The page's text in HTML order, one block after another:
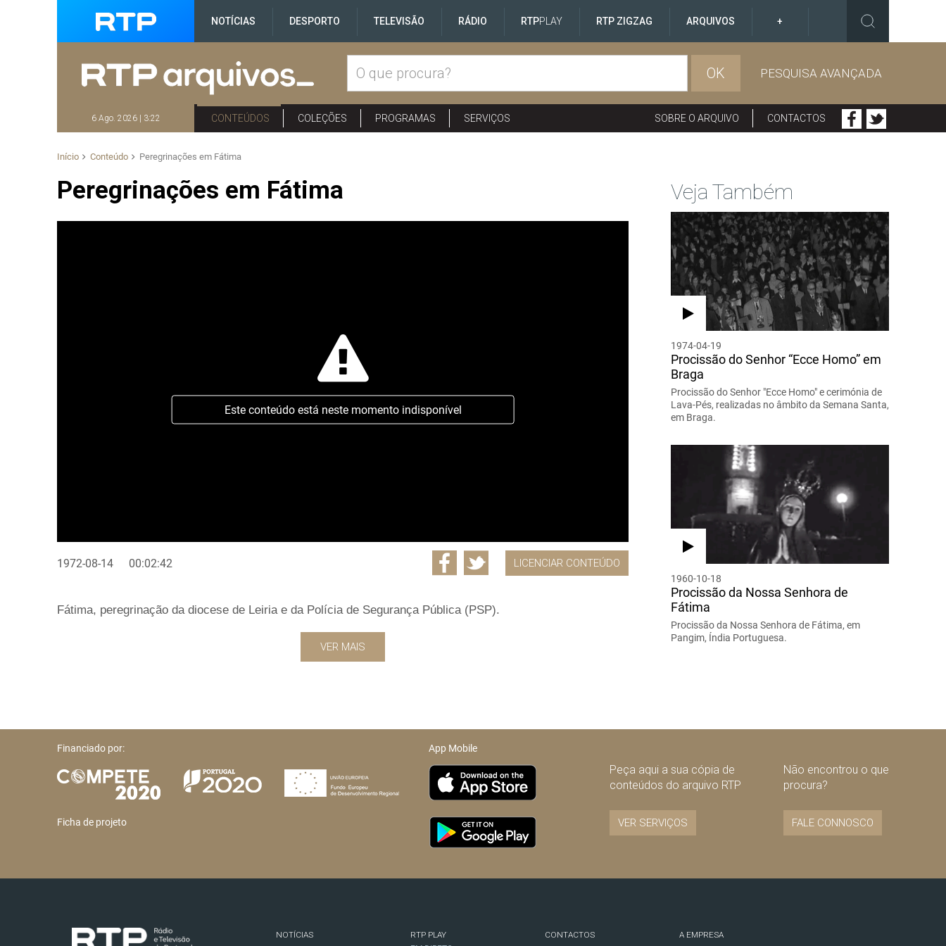
NOTÍCIAS DESPORTO TELEVISÃO RÁDIO RTPPLAY RTP ZIGZAG ARQUIVOS +
OK PESQUISA AVANÇADA
6 Ago. 2026 | 3:22 CONTEÚDOS COLEÇÕES PROGRAMAS SERVIÇOS SOBRE O ARQUIVO CONTACTOS
Início Conteúdo Peregrinações em Fátima
Peregrinações em Fátima
Este conteúdo está neste momento indisponível
1972-08-14 00:02:42 LICENCIAR CONTEÚDO
Fátima, peregrinação da diocese de Leiria e da Polícia de Segurança Pública (PSP).
VER MAIS
Veja Também
1974-04-19
Procissão do Senhor “Ecce Homo” em
Braga
Procissão do Senhor "Ecce Homo" e cerimónia de
Lava-Pés, realizadas no âmbito da Semana Santa,
em Braga.
1960-10-18
Procissão da Nossa Senhora de
Fátima
Procissão da Nossa Senhora de Fátima, em
Pangim, Índia Portuguesa.
Financiado por:
Ficha de projeto
App Mobile
Peça aqui a sua cópia de
conteúdos do arquivo RTP
VER SERVIÇOS
Não encontrou o que
procura?
FALE CONNOSCO
NOTÍCIAS
RTP PLAY
CONTACTOS
A EMPRESA